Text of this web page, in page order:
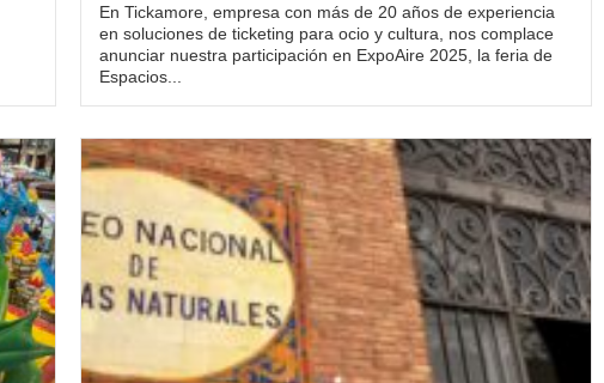
En Tickamore, empresa con más de 20 años de experiencia
en soluciones de ticketing para ocio y cultura, nos complace
anunciar nuestra participación en ExpoAire 2025, la feria de
Espacios...